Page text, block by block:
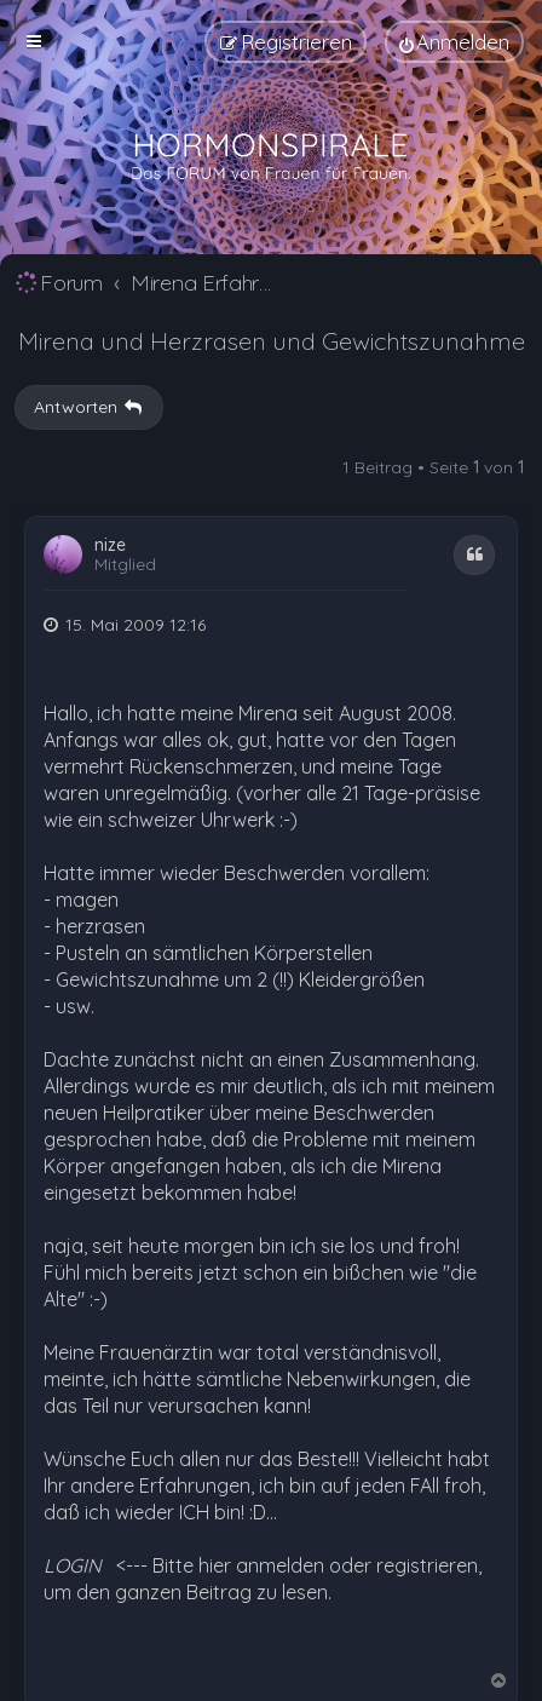
Anmelden
Registrieren
Forum Mirena Erfahrungsberichte und Nebenwirkungen
Mirena und Herzrasen und Gewichtszunahme
Antworten
1 Beitrag • Seite 1 von 1
nize
Mitglied
Zitat
15. Mai 2009 12:16
Hallo, ich hatte meine Mirena seit August 2008.
Anfangs war alles ok, gut, hatte vor den Tagen
vermehrt Rückenschmerzen, und meine Tage
waren unregelmäßig. (vorher alle 21 Tage-präsise
wie ein schweizer Uhrwerk :-)
Hatte immer wieder Beschwerden vorallem:
- magen
- herzrasen
- Pusteln an sämtlichen Körperstellen
- Gewichtszunahme um 2 (!!) Kleidergrößen
- usw.
Dachte zunächst nicht an einen Zusammenhang.
Allerdings wurde es mir deutlich, als ich mit meinem
neuen Heilpratiker über meine Beschwerden
gesprochen habe, daß die Probleme mit meinem
Körper angefangen haben, als ich die Mirena
eingesetzt bekommen habe!
naja, seit heute morgen bin ich sie los und froh!
Fühl mich bereits jetzt schon ein bißchen wie "die
Alte" :-)
Meine Frauenärztin war total verständnisvoll,
meinte, ich hätte sämtliche Nebenwirkungen, die
das Teil nur verursachen kann!
Wünsche Euch allen nur das Beste!!! Vielleicht habt
Ihr andere Erfahrungen, ich bin auf jeden FAll froh,
daß ich wieder ICH bin! :D…
LOGIN <--- Bitte hier anmelden oder registrieren,
um den ganzen Beitrag zu lesen.